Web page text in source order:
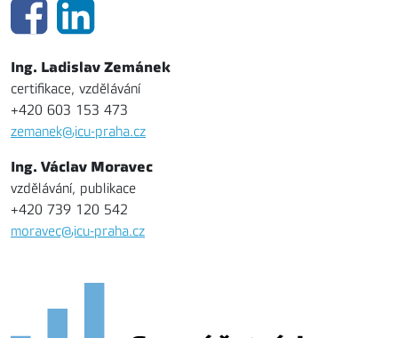
Ing. Ladislav Zemánek
certifikace, vzdělávání
+420 603 153 473
zemanek@icu-praha.cz
Ing. Václav Moravec
vzdělávání, publikace
+420 739 120 542
moravec@icu-praha.cz